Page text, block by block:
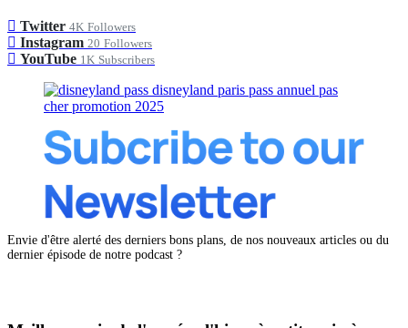
Twitter 4K Followers
Instagram 20 Followers
YouTube 1K Subscribers
Envie d'être alerté des derniers bons plans, de nos nouveaux articles ou du
dernier épisode de notre podcast ?